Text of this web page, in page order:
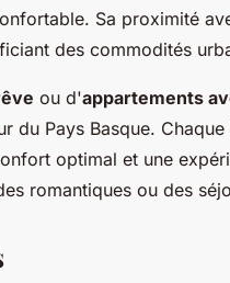
Sa proximité
des commodités
ou d'appartements
du Pays Basque.
optimal et une
romantiques ou des